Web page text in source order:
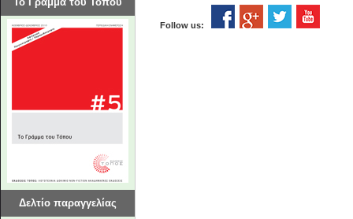
Δελτίο παραγγελίας
Follow us: